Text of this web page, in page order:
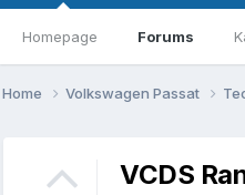
Homepage Forums
Home Volkswagen Passat
VCDS